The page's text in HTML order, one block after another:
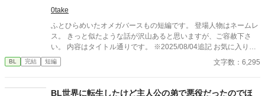
逃げるまで
0take
ふとひらめいたオメガバースもの短編です。 登場人物はネームレ
ス。 きっと似たような話が沢山あると思いますが、ご容赦下さ
い。 内容はタイトル通りです。 ※2025/08/04追記 お気に入りや
しおり、イイねやエールをありがとうございます！ 嬉しいで
す！
BL 完結 短編 文字数：6,295
BL世界に転生したけど主人公の弟で悪役だったのでほ